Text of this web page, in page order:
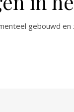
gebouwd en